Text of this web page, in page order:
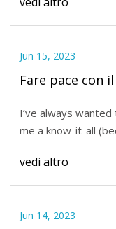
Jun 15, 2023
Fare pace con
I’ve always
me a know-it-all
vedi altro
Jun 14, 2023